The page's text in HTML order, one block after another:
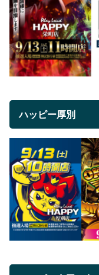
ハッピー厚別